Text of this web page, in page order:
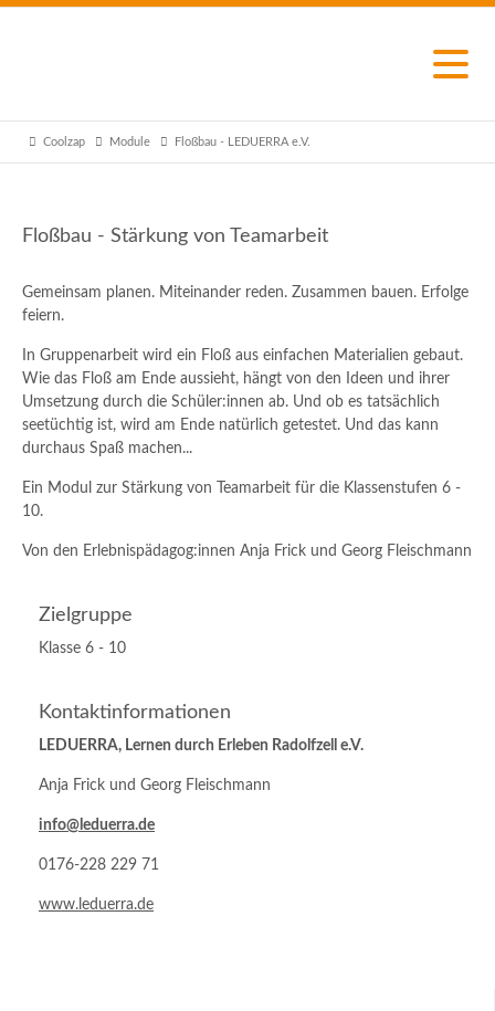
Coolzap Module Floßbau - LEDUERRA e.V.
Floßbau - Stärkung von Teamarbeit
Gemeinsam planen. Miteinander reden. Zusammen bauen. Erfolge
feiern.
In Gruppenarbeit wird ein Floß aus einfachen Materialien gebaut.
Wie das Floß am Ende aussieht, hängt von den Ideen und ihrer
Umsetzung durch die Schüler:innen ab. Und ob es tatsächlich
seetüchtig ist, wird am Ende natürlich getestet. Und das kann
durchaus Spaß machen...
Ein Modul zur Stärkung von Teamarbeit für die Klassenstufen 6 -
10.
Von den Erlebnispädagog:innen Anja Frick und Georg Fleischmann
Zielgruppe
Klasse 6 - 10
Kontaktinformationen
LEDUERRA, Lernen durch Erleben Radolfzell e.V.
Anja Frick und Georg Fleischmann
info@leduerra.de
0176-228 229 71
www.leduerra.de